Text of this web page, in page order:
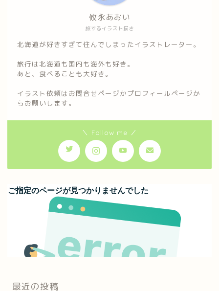
旅するイラスト描き
攸永あおい
北海道が好きすぎて住んでしまったイラストレーター。
旅行は北海道も国内も海外も好き。
あと、食べることも大好き。
イラスト依頼はお問合せページかプロフィールページか
らお願いします。
＼ Follow me ／
最近の投稿